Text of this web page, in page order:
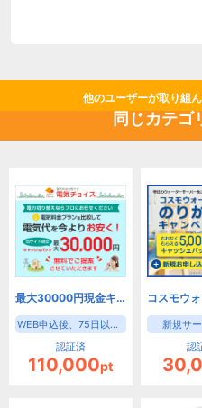
他のユーザーが取り組
同じカテゴ
最大30000円現金キャッシュバック！【電気チョイス】（法人）
WEB申込後、75日以内の供給開始
認証済
110,000pt
新規サ
認